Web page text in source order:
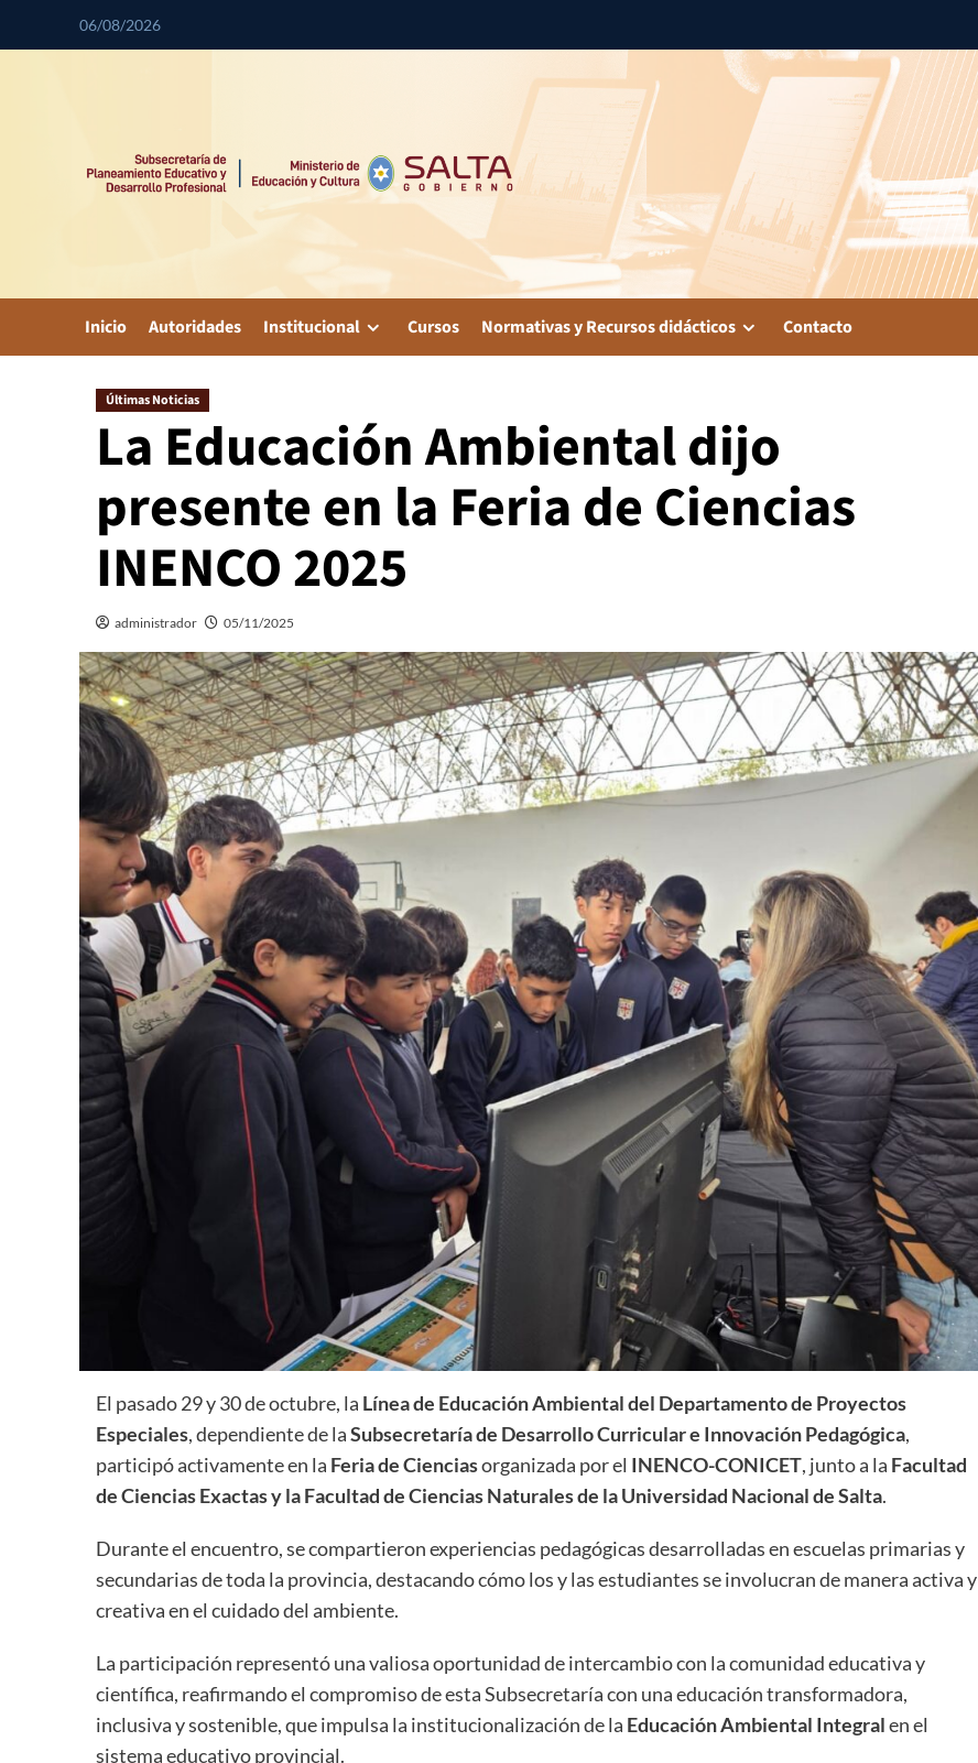
06/08/2026
Inicio Autoridades Institucional Cursos Normativas y Recursos didácticos Contacto
Últimas Noticias
La Educación Ambiental dijo
presente en la Feria de Ciencias
INENCO 2025
administrador 05/11/2025
El pasado 29 y 30 de octubre, la Línea de Educación Ambiental del Departamento de Proyectos
Especiales, dependiente de laSubsecretaría de Desarrollo Curricular e Innovación Pedagógica,
participó activamente en la Feria de Cienciasorganizada por el INENCO-CONICET, junto a la Facultad
de Ciencias Exactas y la Facultad de Ciencias Naturales de la Universidad Nacional de Salta.
Durante el encuentro, se compartieron experiencias pedagógicas desarrolladas en escuelas primarias y
secundarias de toda la provincia, destacando cómo los y las estudiantes se involucran de manera activa y
creativa en el cuidado del ambiente.
La participación representó una valiosa oportunidad de intercambio con la comunidad educativa y
científica, reafirmando el compromiso de esta Subsecretaría con una educación transformadora,
inclusiva y sostenible, que impulsa la institucionalización de la Educación Ambiental Integralen el
sistema educativo provincial.